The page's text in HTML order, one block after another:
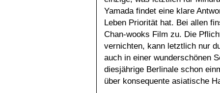
Yamada findet eine klare
Leben Priorität hat. Bei allen
Chan-wooks Film zu. Die
vernichten, kann letztlich nur
auch in einer wunderschönen
diesjährige Berlinale schon
über konsequente asiatische